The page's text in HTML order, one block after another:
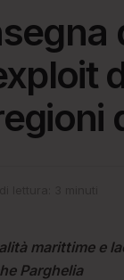
marittime e
Parghelia